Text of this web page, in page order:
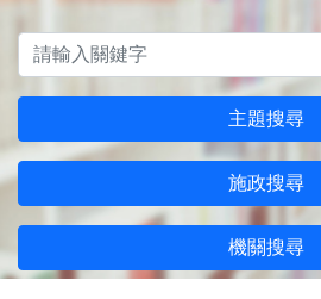
主題搜尋
施政搜尋
機關搜尋